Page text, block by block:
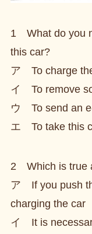
1 What do you
this car?
ア To charge
イ To remove
ウ To send an
エ To take this
2 Which is true
ア If you push
charging the car
イ It is